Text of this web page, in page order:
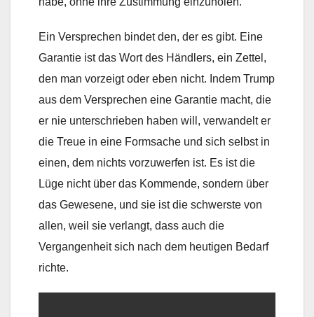
Ein Versprechen bindet den, der es gibt. Eine
Garantie ist das Wort des Händlers, ein Zettel,
den man vorzeigt oder eben nicht. Indem Trump
aus dem Versprechen eine Garantie macht, die
er nie unterschrieben haben will, verwandelt er
die Treue in eine Formsache und sich selbst in
einen, dem nichts vorzuwerfen ist. Es ist die
Lüge nicht über das Kommende, sondern über
das Gewesene, und sie ist die schwerste von
allen, weil sie verlangt, dass auch die
Vergangenheit sich nach dem heutigen Bedarf
richte.